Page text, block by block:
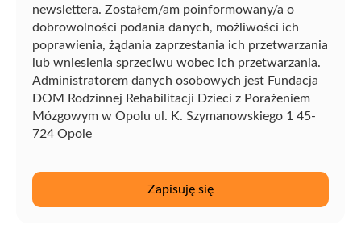
newslettera. Zostałem/am poinformowany/a o
dobrowolności podania danych, możliwości ich
poprawienia, żądania zaprzestania ich przetwarzania
lub wniesienia sprzeciwu wobec ich przetwarzania.
Administratorem danych osobowych jest Fundacja
DOM Rodzinnej Rehabilitacji Dzieci z Porażeniem
Mózgowym w Opolu ul. K. Szymanowskiego 1 45-
724 Opole